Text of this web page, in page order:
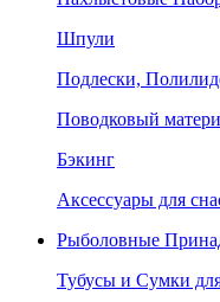
Шпули
Подлески,
Поводковый
Бэкинг
Аксессуары для
Рыболовные
Тубусы и Сумки